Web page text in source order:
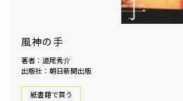
風神の手
著者：道尾秀介
出版社：朝日新聞出版
紙書籍で買う